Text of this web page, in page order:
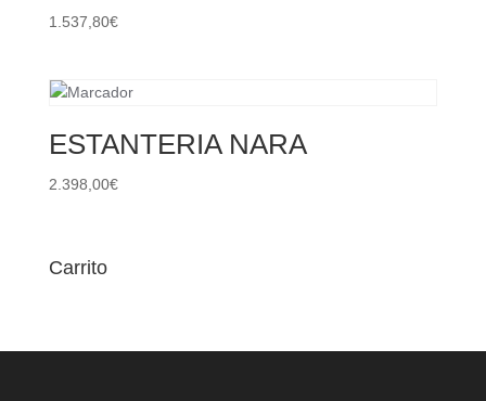
1.537,80€
ESTANTERIA NARA
2.398,00€
Carrito